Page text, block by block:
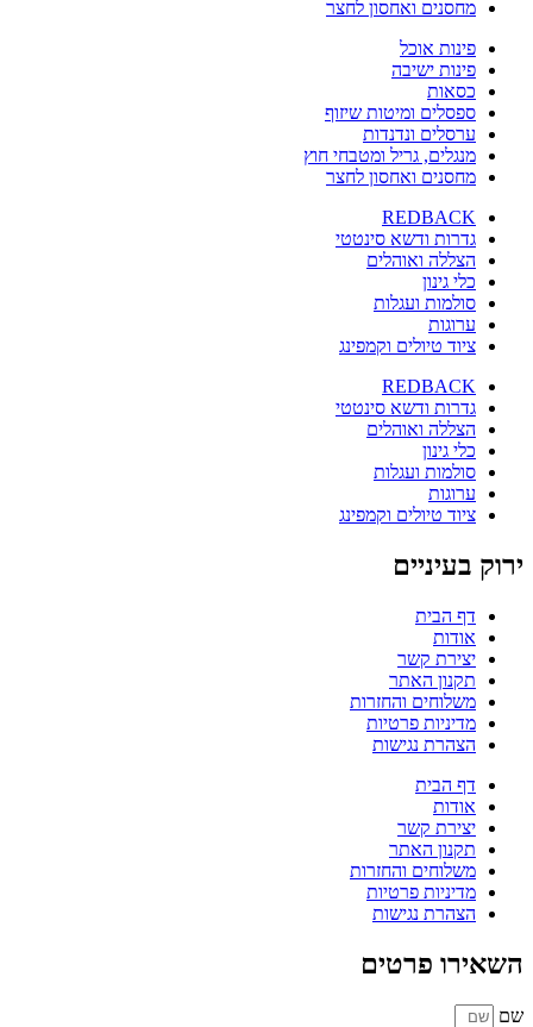
מחסנים ואחסון לחצר
פינות אוכל
פינות ישיבה
כסאות
ספסלים ומיטות שיזוף
ערסלים ונדנדות
מנגלים, גריל ומטבחי חוץ
מחסנים ואחסון לחצר
REDBACK
גדרות ודשא סינטטי
הצללה ואוהלים
כלי גינון
סולמות ועגלות
ערוגות
ציוד טיולים וקמפינג
REDBACK
גדרות ודשא סינטטי
הצללה ואוהלים
כלי גינון
סולמות ועגלות
ערוגות
ציוד טיולים וקמפינג
ירוק בעיניים
דף הבית
אודות
יצירת קשר
תקנון האתר
משלוחים והחזרות
מדיניות פרטיות
הצהרת נגישות
דף הבית
אודות
יצירת קשר
תקנון האתר
משלוחים והחזרות
מדיניות פרטיות
הצהרת נגישות
השאירו פרטים
שם